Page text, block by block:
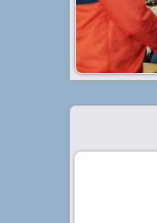
besar bagi
Baca